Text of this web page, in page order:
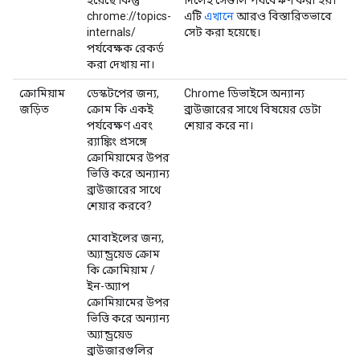
chrome://topics-
internals/
পর্যবেক্ষক রেকর্ড
করা দেখায় না।
এটিএখানেআরও বিস্তারিতভাবে
সেট করা হয়েছে।
ক্রোমিয়াম
জড়িত
ডেস্কটপের জন্য,
ক্রোম কি একই
পর্যবেক্ষণ এবং
র‌্যাঙ্কিং প্রসঙ্গে
ক্রোমিয়ামের উপর
ভিত্তি করে অন্যান্য
ব্রাউজারের সাথে
শেয়ার করবে?
মোবাইলের জন্য,
অ্যান্ড্রয়েড ক্রোম
কি ক্রোমিয়াম /
ইন-অ্যাপ
ক্রোমিয়ামের উপর
ভিত্তি করে অন্যান্য
অ্যান্ড্রয়েড
ব্রাউজারগুলির
Chrome ডিভাইসে অন্যান্য
ব্রাউজারের সাথে বিষয়ের ডেটা
শেয়ার করে না।